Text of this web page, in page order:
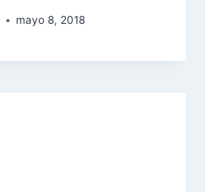
mayo 8, 2018